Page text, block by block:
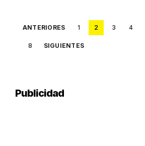
Posts
pagination
ANTERIORES 1 2 3 4
8 SIGUIENTES
Publicidad